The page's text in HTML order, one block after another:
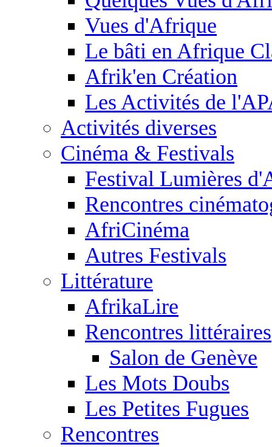
Vues d'Afrique
Le bâti en Afrique
Afrik'en Création
Les Activités de
Activités diverses
Cinéma & Festivals
Festival Lumières
Rencontres
AfriCinéma
Autres Festivals
Littérature
AfrikaLire
Rencontres littéraires
Salon de Genève
Les Mots Doubs
Les Petites Fugues
Rencontres